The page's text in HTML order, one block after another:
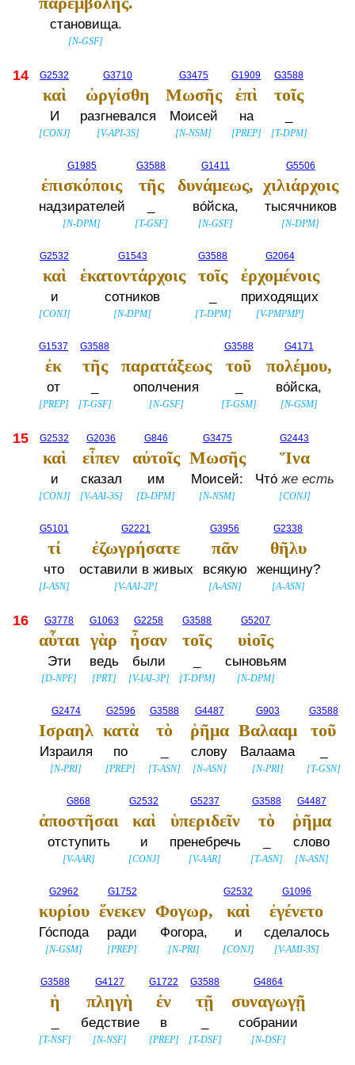
становища.
[N-GSF]
14 G2532
καὶ
И
[CONJ]
G3710
ὠργίσθη
разгневался
[V-API-3S]
G3475
Μωσῆς
Моисей
[N-NSM]
G1909
ἐπὶ
на
[PREP]
G3588
τοῖς
[T-DPM]
G1985
ἐπισκόποις
надзирателей
[N-DPM]
G3588
τῆς
[T-GSF]
G1411
δυνάμεως,
во́йска,
[N-GSF]
G5506
χιλιάρχοις
тысячников
[N-DPM]
G2532
καὶ
и
[CONJ]
G1543
ἑκατοντάρχοις
сотников
[N-DPM]
G3588
τοῖς
[T-DPM]
G2064
ἐρχομένοις
приходящих
[V-PMPMP]
G1537
ἐκ
от
[PREP]
G3588
τῆς
[T-GSF]
παρατάξεως
ополчения
[N-GSF]
G3588
τοῦ
[T-GSM]
G4171
πολέμου,
во́йска,
[N-GSM]
15 G2532
καὶ
и
[CONJ]
G2036
εἶπεν
сказал
[V-AAI-3S]
G846
αὐτοῖς
им
[D-DPM]
G3475
Μωσῆς
Моисей:
[N-NSM]
G2443
Ἵνα
Что́же есть
[CONJ]
G5101
τί
что
[I-ASN]
G2221
ἐζωγρήσατε
оставили в живых
[V-AAI-2P]
G3956
πᾶν
всякую
[A-ASN]
G2338
θῆλυ
женщину?
[A-ASN]
16 G3778
αὗται
Эти
[D-NPF]
G1063
γὰρ
ведь
[PRT]
G2258
ἦσαν
были
[V-IAI-3P]
G3588
τοῖς
[T-DPM]
G5207
υἱοῖς
сыновьям
[N-DPM]
G2474
Ισραηλ
Израиля
[N-PRI]
G2596
κατὰ
по
[PREP]
G3588
τὸ
[T-ASN]
G4487
ῥῆμα
слову
[N-ASN]
G903
Βαλααμ
Валаама
[N-PRI]
G3588
τοῦ
[T-GSN]
G868
ἀποστῆσαι
отступить
[V-AAR]
G2532
καὶ
и
[CONJ]
G5237
ὑπεριδεῖν
пренебречь
[V-AAR]
G3588
τὸ
[T-ASN]
G4487
ῥῆμα
слово
[N-ASN]
G2962
κυρίου
Го́спода
[N-GSM]
G1752
ἕνεκεν
ради
[PREP]
Φογωρ,
Фогора,
[N-PRI]
G2532
καὶ
и
[CONJ]
G1096
ἐγένετο
сделалось
[V-AMI-3S]
G3588
ἡ
[T-NSF]
G4127
πληγὴ
бедствие
[N-NSF]
G1722
ἐν
в
[PREP]
G3588
τῇ
[T-DSF]
G4864
συναγωγῇ
собрании
[N-DSF]